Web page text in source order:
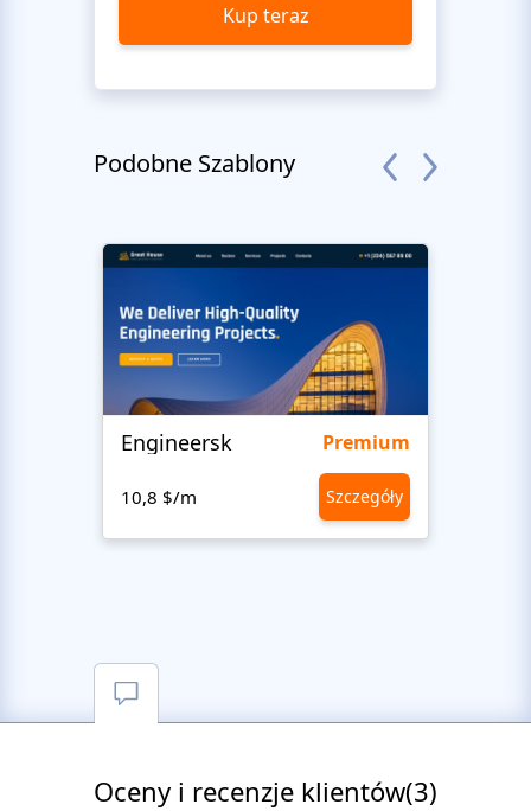
Kup teraz
Podobne Szablony
Engineersk Premium
10,8 $/m Szczegóły
Oceny i recenzje klientów(3)